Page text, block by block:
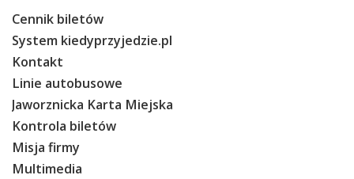
Cennik biletów
System kiedyprzyjedzie.pl
Kontakt
Linie autobusowe
Jaworznicka Karta Miejska
Kontrola biletów
Misja firmy
Multimedia